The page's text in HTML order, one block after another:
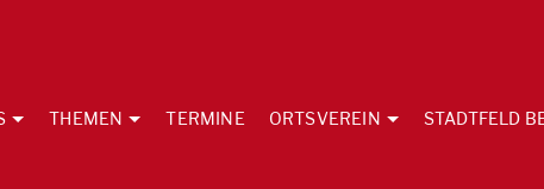
THEMEN TERMINE ORTSVEREIN STADTFELD